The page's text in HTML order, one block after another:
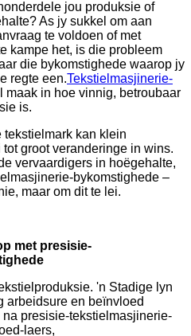
jou produksie of
As jy sukkel om aan
te voldoen of met
kampe het, is die probleem
die bykomstighede waarop jy
regte een.Tekstielmasjinerie-
maak in hoe vinnig, betroubaar
is.
tekstielmark kan klein
groot veranderinge in wins.
vervaardigers in hoëgehalte,
bykomstighede –
maar om dit te lei.
met presisie-
'n Stadige lyn
arbeidsure en beïnvloed
presisie-tekstielmasjinerie-
laers,